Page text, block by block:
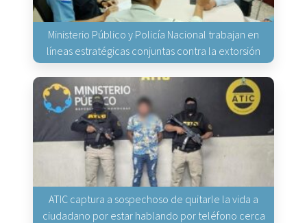
Ministerio Público y Policía Nacional trabajan en
líneas estratégicas conjuntas contra la extorsión
ATIC captura a sospechoso de quitarle la vida a
ciudadano por estar hablando por teléfono cerca